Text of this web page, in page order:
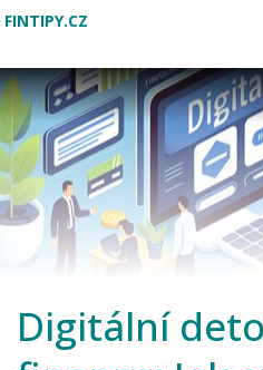
FINTIPY.CZ
Digitální